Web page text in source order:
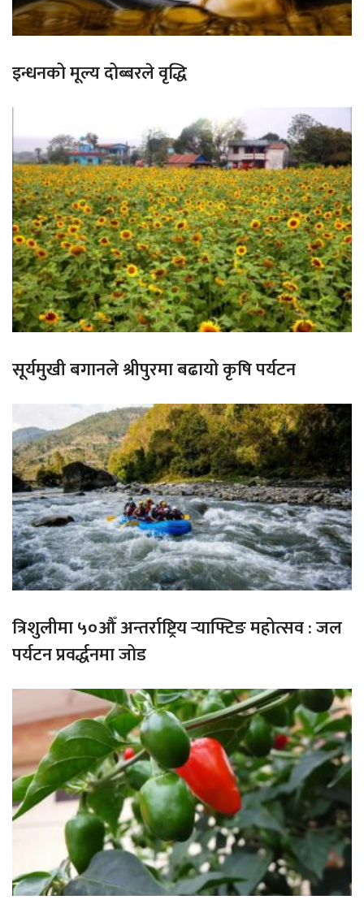
इन्धनको मूल्य दोब्बरले वृद्धि
सूर्यमुखी बगानले श्रीपुरमा बढायो कृषि पर्यटन
त्रिशुलीमा ५०औँ अन्तर्राष्ट्रिय र्‍याफ्टिङ महोत्सव : जल
पर्यटन प्रवर्द्धनमा जोड